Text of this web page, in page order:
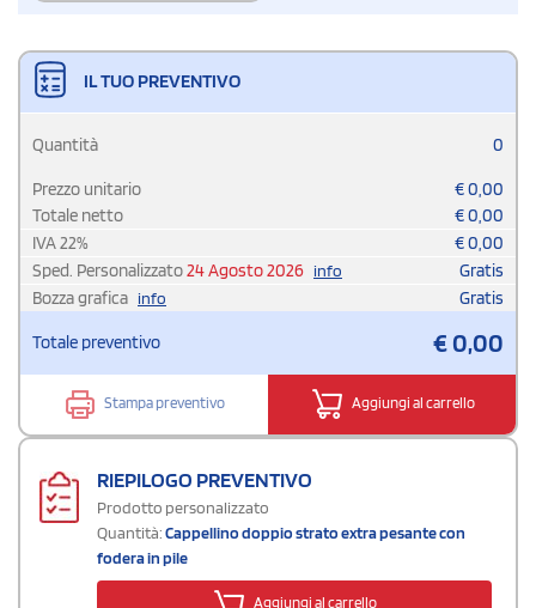
IL TUO PREVENTIVO
Quantità 0
Prezzo unitario €0,00
Totale netto
€0,00
IVA22% €0,00
Sped. Personalizzato24 Agosto 2026 info
Gratis
Bozza grafica info Gratis
Totale preventivo €0,00
Stampa preventivo Aggiungi al carrello
RIEPILOGO PREVENTIVO
Prodotto personalizzato
Quantità:Cappellino doppio strato extra pesante con
fodera in pile
Aggiungi al carrello